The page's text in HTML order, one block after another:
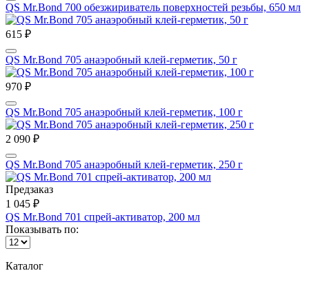
QS Mr.Bond 700 обезжириватель поверхностей резьбы, 650 мл
615 ₽
QS Mr.Bond 705 анаэробный клей-герметик, 50 г
970 ₽
QS Mr.Bond 705 анаэробный клей-герметик, 100 г
2 090 ₽
QS Mr.Bond 705 анаэробный клей-герметик, 250 г
Предзаказ
1 045 ₽
QS Mr.Bond 701 спрей-активатор, 200 мл
Показывать по:
Каталог